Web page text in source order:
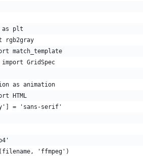
as plt
rgb2gray
match_template
GridSpec
as animation
HTML
= 'sans-serif'
'ffmpeg')